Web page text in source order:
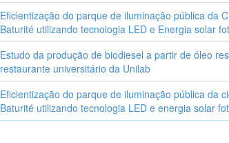
Eficientização do parque de iluminação pública da
Baturité utilizando tecnologia LED e Energia solar
Estudo da produção de biodiesel a partir de óleo
restaurante universitário da Unilab
Eficientização do parque de iluminação pública da
Baturité utilizando tecnologia LED e energia solar